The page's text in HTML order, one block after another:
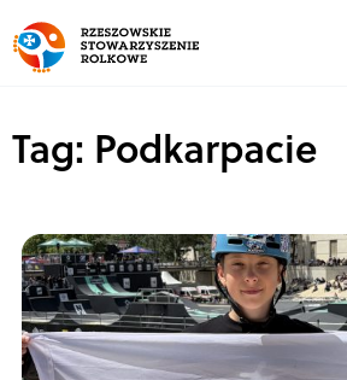
Tag: Podkarpacie